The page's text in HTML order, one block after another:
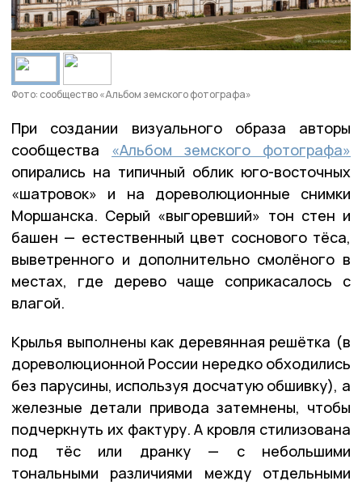
Фото: сообщество «Альбом земского фотографа»
При создании визуального образа авторы
сообщества «Альбом земского фотографа»
опирались на типичный облик юго-восточных
«шатровок» и на дореволюционные снимки
Моршанска. Серый «выгоревший» тон стен и
башен — естественный цвет соснового тёса,
выветренного и дополнительно смолёного в
местах, где дерево чаще соприкасалось с
влагой.
Крылья выполнены как деревянная решётка (в
дореволюционной России нередко обходились
без парусины, используя досчатую обшивку), а
железные детали привода затемнены, чтобы
подчеркнуть их фактуру. А кровля стилизована
под тёс или дранку — с небольшими
тональными различиями между отдельными